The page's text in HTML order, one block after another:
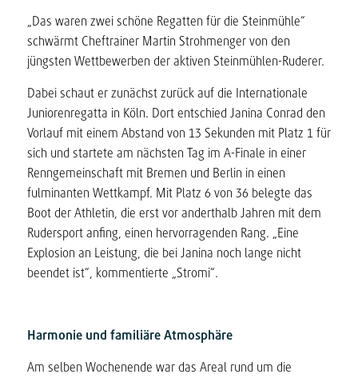
„Das waren zwei schöne Regatten für die Steinmühle“
schwärmt Cheftrainer Martin Strohmenger von den
jüngsten Wettbewerben der aktiven Steinmühlen-Ruderer.
Dabei schaut er zunächst zurück auf die Internationale
Juniorenregatta in Köln. Dort entschied Janina Conrad den
Vorlauf mit einem Abstand von 13 Sekunden mit Platz 1 für
sich und startete am nächsten Tag im A-Finale in einer
Renngemeinschaft mit Bremen und Berlin in einen
fulminanten Wettkampf. Mit Platz 6 von 36 belegte das
Boot der Athletin, die erst vor anderthalb Jahren mit dem
Rudersport anfing, einen hervorragenden Rang. „Eine
Explosion an Leistung, die bei Janina noch lange nicht
beendet ist“, kommentierte „Stromi“.
Harmonie und familiäre Atmosphäre
Am selben Wochenende war das Areal rund um die